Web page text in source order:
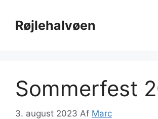
indholdRøjlehalvøen
Sommerfest
3. august 2023 Af Marc